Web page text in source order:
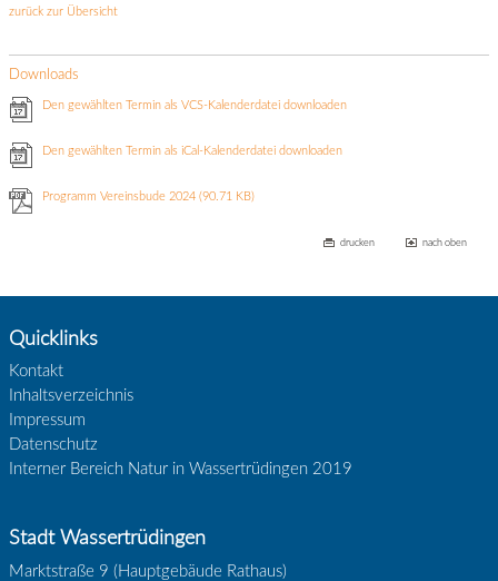
zurück zur Übersicht
Downloads
Den gewählten Termin als VCS-Kalenderdatei downloaden
Den gewählten Termin als iCal-Kalenderdatei downloaden
Programm Vereinsbude 2024(90.71 KB)
drucken nach oben
Quicklinks
Kontakt
Inhaltsverzeichnis
Impressum
Datenschutz
Interner Bereich Natur in Wassertrüdingen 2019
Stadt Wassertrüdingen
Marktstraße 9 (Hauptgebäude Rathaus)